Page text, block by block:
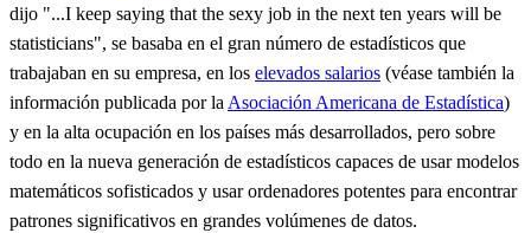
dijo "...I keep saying that the sexy job in the next ten years will be
statisticians", se basaba en el gran número de estadísticos que
trabajaban en su empresa, en los elevados salarios (véase también la
información publicada por laAsociación Americana de Estadística)
y en la alta ocupación en los países más desarrollados, pero sobre
todo en la nueva generación de estadísticos capaces de usar modelos
matemáticos sofisticados y usar ordenadores potentes para encontrar
patrones significativos en grandes volúmenes de datos.